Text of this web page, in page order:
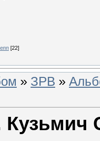
[22]
» ЗРВ »
Кузьмич